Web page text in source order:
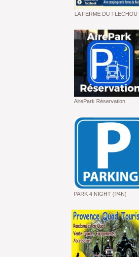
LA FERME DU FLECHOU
AirePark Réservation
PARK 4 NIGHT (P4N)